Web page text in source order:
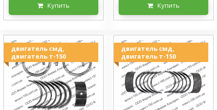
Купить Купить
двигатель смд,
двигатель т-150
двигатель смд,
двигатель т-150